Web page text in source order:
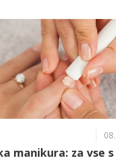
mafije – v Italiji sprožila
manikura: za vse